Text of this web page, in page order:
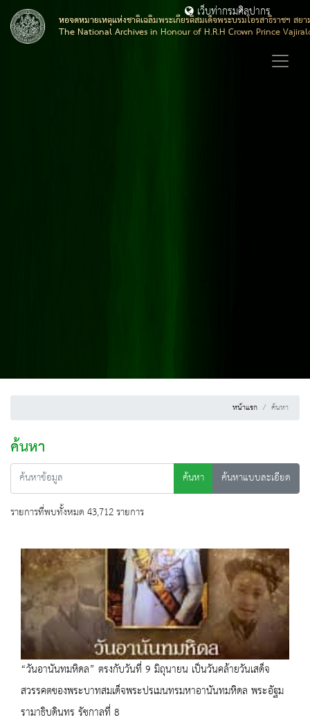
หอจดหมายเหตุแห่งชาติเฉลิมพระเกียรติสมเด็จพระบรมโอรสาธิราชฯ สย
The National Archives in Honour of H.R.H Crown Prince
เว็บท่ากรมศิลปากร
หน้าแรก ค้นหา
ค้นหา
ค้นหา
ค้นหาแบบละเอียด
รายการที่พบทั้งหมด 43,712 รายการ
“วันอานันทมหิดล” ตรงกับวันที่ 9 มิถุนายน เป็นวันคล้ายวันเสด็จ
สวรรคตของพระบาทสมเด็จพระปรเมนทรมหาอานันทมหิดล พระอัฐม
รามาธิบดินทร รัชกาลที่ 8